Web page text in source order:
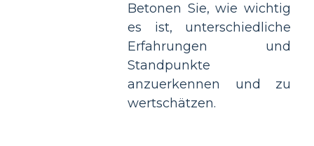
Betonen Sie, wie wichtig
es ist, unterschiedliche
Erfahrungen und
Standpunkte
anzuerkennen und zu
wertschätzen.